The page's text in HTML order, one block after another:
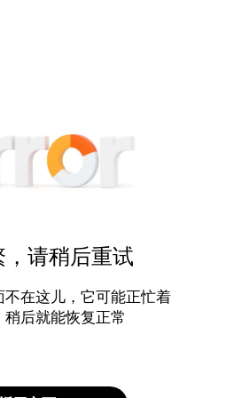
，请稍后重试
在这儿，它可能正忙着
稍后就能恢复正常